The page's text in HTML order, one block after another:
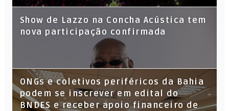
Show de Lazzo na Concha Acústica tem
nova participação confirmada
ONGs e coletivos periféricos da Bahia
podem se inscrever em edital do
BNDES e receber apoio financeiro de